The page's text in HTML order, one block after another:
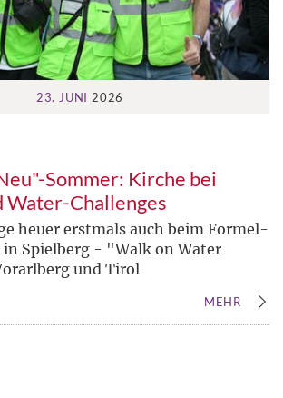
23. JUNI 2026
Sommer: Kirche bei
Water-Challenges
heuer erstmals auch beim Formel-
in Spielberg - "Walk on Water
und Tirol
MEHR